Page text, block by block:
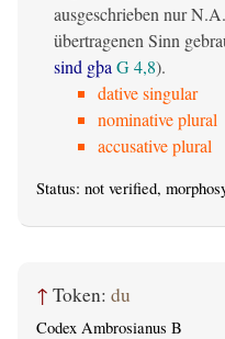
ausgeschrieben nur
übertragenen Sinn
sind gþa G 4,8).
dative singular
nominative plural
accusative plural
Status: not verified,
↑ Token: du
Codex Ambrosianus B